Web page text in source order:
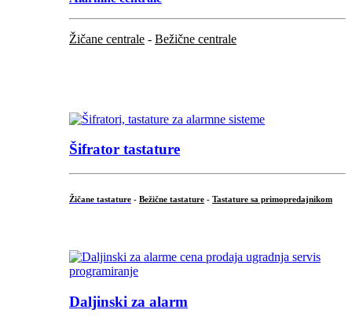
Žičane centrale - Bežične centrale
Šifrator tastature
Žičane tastature - Bežične tastature - Tastature sa primopredajnikom
Daljinski za alarm